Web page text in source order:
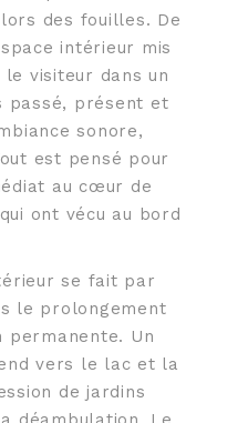
des fouilles. De
intérieur mis
visiteur dans un
passé, présent et
sonore,
est pensé pour
au cœur de
ont vécu au bord
se fait par
le prolongement
permanente. Un
vers le lac et la
de jardins